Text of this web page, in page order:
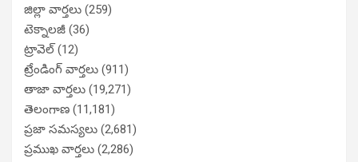
జిల్లా వార్తలు (259)
టెక్నాలజీ (36)
ట్రావెల్(12)
ట్రేండింగ్ వార్తలు (911)
తాజా వార్తలు (19,271)
తెలంగాణ (11,181)
ప్రజా సమస్యలు (2,681)
ప్రముఖ వార్తలు (2,286)